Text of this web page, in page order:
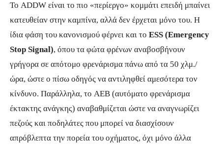
Το ADDW είναι το πιο «περίεργο» κομμάτι επειδή μπαίνει
κατευθείαν στην καμπίνα, αλλά δεν έρχεται μόνο του. Η
ίδια φάση του κανονισμού φέρνει και το ESS (Emergency
Stop Signal), όπου τα φώτα φρένων αναβοσβήνουν
γρήγορα σε απότομο φρενάρισμα πάνω από τα 50 χλμ./
ώρα, ώστε ο πίσω οδηγός να αντιληφθεί αμεσότερα τον
κίνδυνο. Παράλληλα, το AEB (αυτόματο φρενάρισμα
έκτακτης ανάγκης) αναβαθμίζεται ώστε να αναγνωρίζει
πεζούς και ποδηλάτες που μπορεί να διασχίσουν
απρόβλεπτα την πορεία του οχήματος, όχι μόνο άλλα